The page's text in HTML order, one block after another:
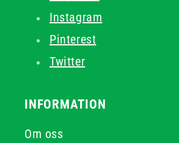
Instagram
Pinterest
Twitter
INFORMATION
Om oss